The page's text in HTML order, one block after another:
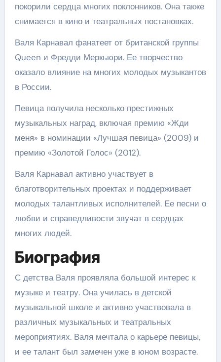
покорили сердца многих поклонников. Она также
снимается в кино и театральных постановках.
Валя Карнавал фанатеет от британской группы
Queen и Фредди Меркьюри. Ее творчество
оказало влияние на многих молодых музыкантов
в России.
Певица получила несколько престижных
музыкальных наград, включая премию «Жди
меня» в номинации «Лучшая певица» (2009) и
премию «Золотой Голос» (2012).
Валя Карнавал активно участвует в
благотворительных проектах и поддерживает
молодых талантливых исполнителей. Ее песни о
любви и справедливости звучат в сердцах
многих людей.
Биография
С детства Валя проявляла большой интерес к
музыке и театру. Она училась в детской
музыкальной школе и активно участвовала в
различных музыкальных и театральных
мероприятиях. Валя мечтала о карьере певицы,
и ее талант был замечен уже в юном возрасте.